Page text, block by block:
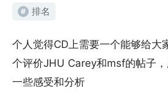
# 排名
个人觉得CD上需要一个能够给大
个评价JHU Carey和msf的帖子
一些感受和分析